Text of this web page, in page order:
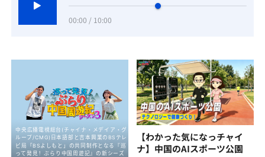
00:00 / 10:00
【わかった気になっチャイ
ナ】中国のAIスポーツ公園